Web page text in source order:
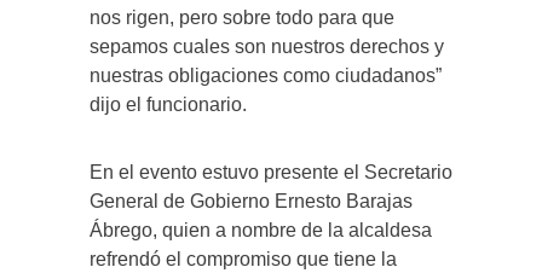
nos rigen, pero sobre todo para que
sepamos cuales son nuestros derechos y
nuestras obligaciones como ciudadanos”
dijo el funcionario.
En el evento estuvo presente el Secretario
General de Gobierno Ernesto Barajas
Ábrego, quien a nombre de la alcaldesa
refrendó el compromiso que tiene la